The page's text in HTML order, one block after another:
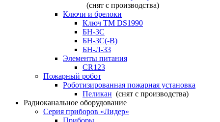
(снят с производства)
Ключи и брелоки
Ключ TM DS1990
БН-3С
БН-3С(-В)
БН-Л-33
Элементы питания
CR123
Пожарный робот
Роботизированная пожарная установка
Пеликан (снят с производства)
Радиоканальное оборудование
Серия приборов «Лидер»
Приборы